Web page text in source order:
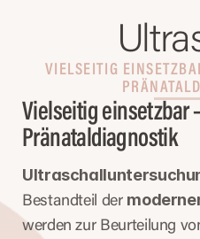
VIELSEITIG
Vielseitig einsetzbar
Pränataldiagnostik
Bestandteil der
werden zur Beurteilung